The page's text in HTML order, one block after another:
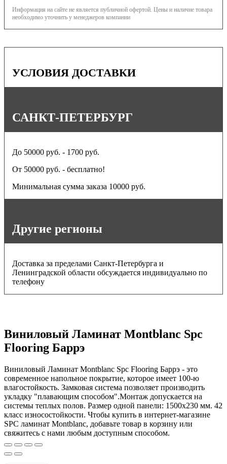
Информация на сайте не является публичной офертой. Цены и наличие товара
необходимо уточнить у менеджеров компании
УСЛОВИЯ ДОСТАВКИ
САНКТ-ПЕТЕРБУРГ
До 50000 руб. - 1700 руб.
От 50000 руб. - бесплатно!
Минимальная сумма заказа 10000 руб.
Другие регионы
Доставка за пределами Санкт-Петербурга и
Ленинградской области обсуждается индивидуально по
телефону
Виниловый Ламинат Montblanc Spc
Flooring Баррэ
Виниловый Ламинат Montblanc Spc Flooring Баррэ - это
современное напольное покрытие, которое имеет 100-ю
влагостойкость. Замковая система позволяет производить
укладку "плавающим способом".Монтаж допускается на
системы теплых полов. Размер одной панели: 1500x230 мм. 42
класс износостойкости. Чтобы купить в интернет-магазине
SPC ламинат Montblanc, добавьте товар в корзину или
свяжитесь с нами любым доступным способом.